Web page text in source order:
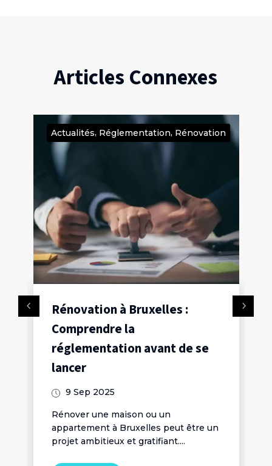
Articles Connexes
Actualités, Réglementation, Rénovation
Rénovation à Bruxelles :
Comprendre la
réglementation avant de se
lancer
9 Sep 2025
Rénover une maison ou un
appartement à Bruxelles peut être un
projet ambitieux et gratifiant....